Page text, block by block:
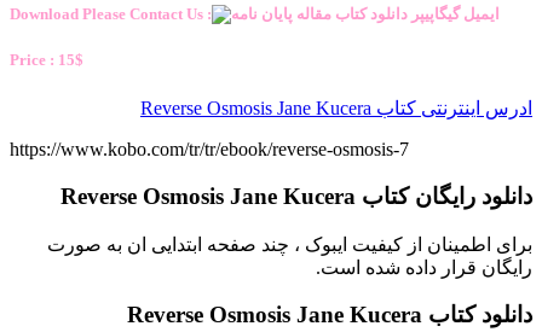
Download Please Contact Us :
Price : 15$
ادرس اینترنتی کتاب Reverse Osmosis Jane Kucera
https://www.kobo.com/tr/tr/ebook/reverse-osmosis-7
دانلود رایگان کتاب Reverse Osmosis Jane Kucera
برای اطمینان از کیفیت ایبوک ، چند صفحه ابتدایی ان به صورت
رایگان قرار داده شده است.
دانلود کتاب Reverse Osmosis Jane Kucera